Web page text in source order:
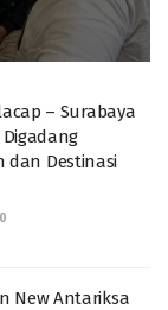
– Surabaya
Digadang
dan Destinasi
0
New Antariksa